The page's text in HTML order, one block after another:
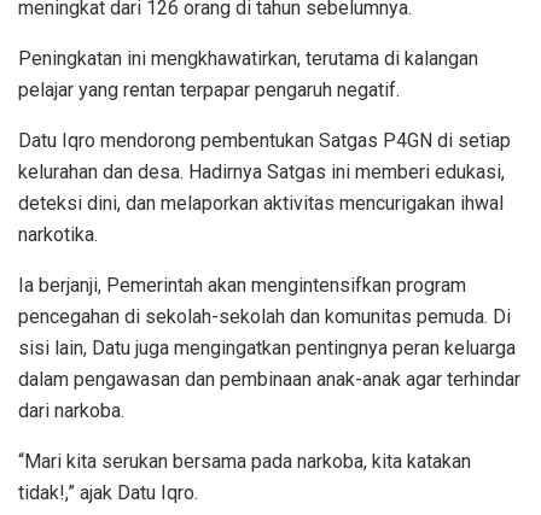
meningkat dari 126 orang di tahun sebelumnya.
Peningkatan ini mengkhawatirkan, terutama di kalangan
pelajar yang rentan terpapar pengaruh negatif.
Datu Iqro mendorong pembentukan Satgas P4GN di setiap
kelurahan dan desa. Hadirnya Satgas ini memberi edukasi,
deteksi dini, dan melaporkan aktivitas mencurigakan ihwal
narkotika.
Ia berjanji, Pemerintah akan mengintensifkan program
pencegahan di sekolah-sekolah dan komunitas pemuda. Di
sisi lain, Datu juga mengingatkan pentingnya peran keluarga
dalam pengawasan dan pembinaan anak-anak agar terhindar
dari narkoba.
“Mari kita serukan bersama pada narkoba, kita katakan
tidak!,” ajak Datu Iqro.